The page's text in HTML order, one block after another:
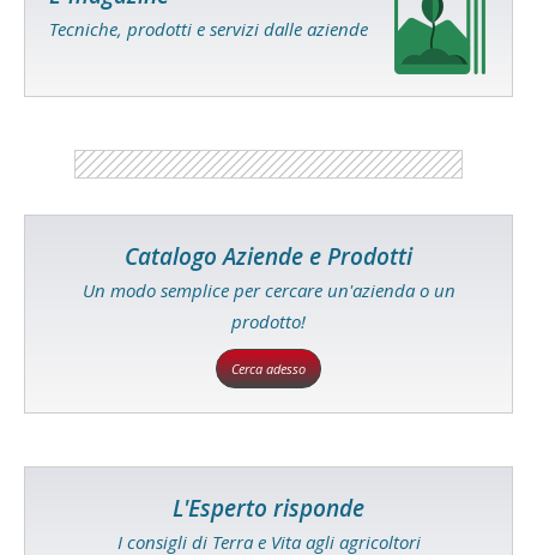
Tecniche, prodotti e servizi dalle aziende
Catalogo Aziende e Prodotti
Un modo semplice per cercare un'azienda o un
prodotto!
Cerca adesso
L'Esperto risponde
I consigli di Terra e Vita agli agricoltori